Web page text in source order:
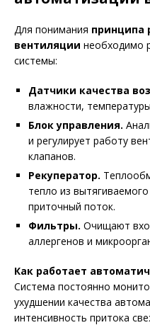
Для понимания принципа
вентиляции необходимо
системы:
Датчики качества
влажности,
Блок управления.
и регулирует работу
клапанов.
Рекуператор.
тепло из
приточный поток.
Фильтры. Очищают
аллергенов и
Как работает
Система постоянно
ухудшении качества
интенсивность притока